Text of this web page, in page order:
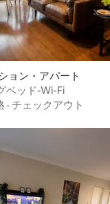
ョン・アパート
ベッド-Wi-Fi
· チェックアウト